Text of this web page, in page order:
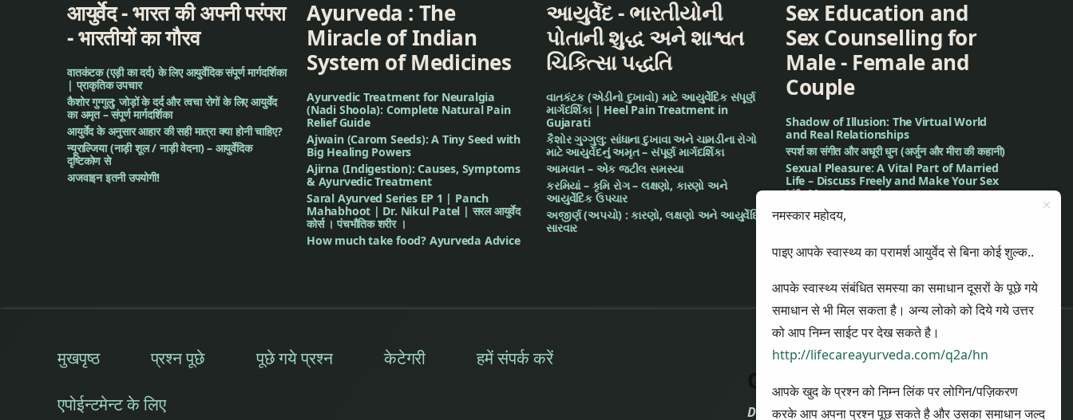
आयुर्वेद - भारत की अपनी परंपरा
- भारतीयों का गौरव
वातकंटक (एड़ी का दर्द) के लिए आयुर्वेदिक संपूर्ण मार्गदर्शिका
| प्राकृतिक उपचार
कैशोर गुग्गुलु: जोड़ों के दर्द और त्वचा रोगों के लिए आयुर्वेद
का अमृत – संपूर्ण मार्गदर्शिका
आयुर्वेद के अनुसार आहार की सही मात्रा क्या होनी चाहिए?
न्यूराल्जिया (नाड़ी शूल / नाड़ी वेदना) – आयुर्वेदिक
दृष्टिकोण से
अजवाइन इतनी उपयोगी!
Ayurveda : The
Miracle of Indian
System of Medicines
Ayurvedic Treatment for Neuralgia
(Nadi Shoola): Complete Natural Pain
Relief Guide
Ajwain (Carom Seeds): A Tiny Seed with
Big Healing Powers
Ajirna (Indigestion): Causes, Symptoms
& Ayurvedic Treatment
Saral Ayurved Series EP 1 | Panch
Mahabhoot | Dr. Nikul Patel | सरल आयुर्वेद
कोर्स । पंचभौतिक शरीर ।
How much take food? Ayurveda Advice
આયુર્વેદ - ભારતીયોની
પોતાની શુદ્ધ અને શાશ્વત
ચિકિત્સા પદ્ધતિ
વાતકંટક (એડીનો દુખાવો) માટે આયુર્વેદિક સંપૂર્ણ
માર્ગદર્શિકા | Heel Pain Treatment in
Gujarati
કૈશોર ગુગ્ગુલુ: સાંધાના દુખાવા અને ચામડીના રોગો
માટે આયુર્વેદનું અમૃત – સંપૂર્ણ માર્ગદર્શિકા
આમવાત – એક જટીલ સમસ્યા
કરમિયાં – કૃમિ રોગ – લક્ષણો, કારણો અને
આયુર્વેદિક ઉપચાર
અજીર્ણ (અપચો) : કારણો, લક્ષણો અને આયુર્વેદિક
સારવાર
Sex Education and
Sex Counselling for
Male - Female and
Couple
Shadow of Illusion: The Virtual World
and Real Relationships
स्पर्श का संगीत और अधूरी धुन (अर्जुन और मीरा की कहानी)
Sexual Pleasure: A Vital Part of Married
Life – Discuss Freely and Make Your Sex
Life More Sensual
Understanding Female Hormones
Through Ayurveda’s Dosha Lens
Melody (The Story of Arjun and Meera)
मुखपृष्ठ प्रश्न पूछे पूछे गये प्रश्न केटेगरी हमें संपर्क करें
एपोईन्टमेन्ट के लिए
Contact Us
Dr. Nikul Patel
नमस्कार महोदय,
पाइए आपके स्वास्थ्य का परामर्श आयुर्वेद से बिना कोई शुल्क..
आपके स्वास्थ्य संबंधित समस्या का समाधान दूसरों के पूछे गये
समाधान से भी मिल सकता है। अन्य लोको को दिये गये उत्तर
को आप निम्न साईट पर देख सकते है।
http://lifecareayurveda.com/q2a/hn
आपके खुद के प्रश्न को निम्न लिंक पर लोगिन/पज़िकरण
करके आप अपना प्रश्न पूछ सकते है और उसका समाधान जल्द